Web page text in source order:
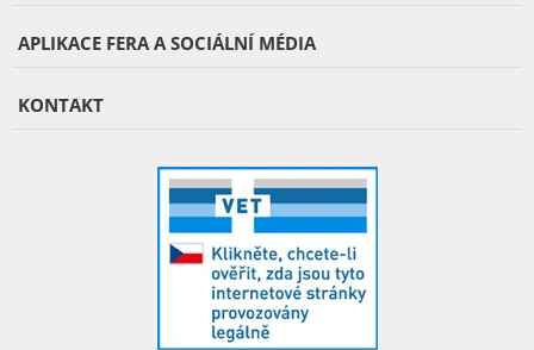
APLIKACE FERA A SOCIÁLNÍ MÉDIA
KONTAKT